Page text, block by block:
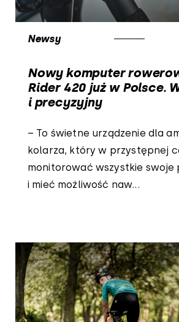
Newsy
Nowy komputer
Rider 420 już w Polsce.
i precyzyjny
– To świetne urządzenie dla
kolarza, który w przystępnej
monitorować wszystkie swoje
i mieć możliwość naw...